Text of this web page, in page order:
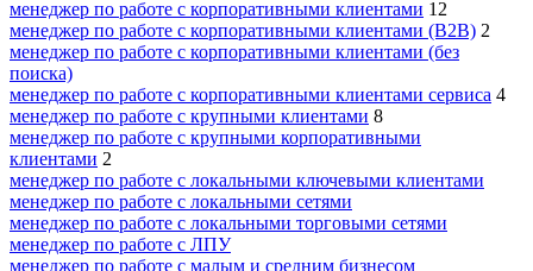
менеджер по работе с корпоративными клиентами 12
менеджер по работе с корпоративными клиентами (B2B) 2
менеджер по работе с корпоративными клиентами (без
поиска)
менеджер по работе с корпоративными клиентами сервиса 4
менеджер по работе с крупными клиентами 8
менеджер по работе с крупными корпоративными
клиентами 2
менеджер по работе с локальными ключевыми клиентами
менеджер по работе с локальными сетями
менеджер по работе с локальными торговыми сетями
менеджер по работе с ЛПУ
менеджер по работе с малым и средним бизнесом